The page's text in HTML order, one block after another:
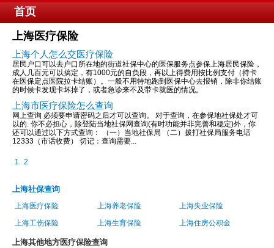
首页
上海医疗保险
上海个人怎么交医疗保险
居民户口可以去户口所在地的街道社保中心的医保服务点参保上海居民保险，
成人几百元可以搞定，有1000元的自负段，再以上得费用按比例支付（持卡
在医保定点医院拉卡结账）。一般不用特地跑到医保中心去报销，除非你结账
的时候卡发现卡坏掉了，或者急诊来不及带卡就医的情况。
上海市医疗保险怎么查询
网上查询 必须要申请密码之后才可以查询。 对于查询，在参保地社保处才可
以的. 你不必担心，除登陆当地社保网查询(有时功能并非完善和稳定)外，你
还可以通过以下方式查询： （一）当地社保局 （二）拨打社保局服务电话
12333（市话收费） 切记：查询需要...
1 2
上海社保查询
上海医疗保险 上海养老保险 上海失业保险
上海工伤保险 上海生育保险 上海住房公积金
上海其他地方医疗保险查询